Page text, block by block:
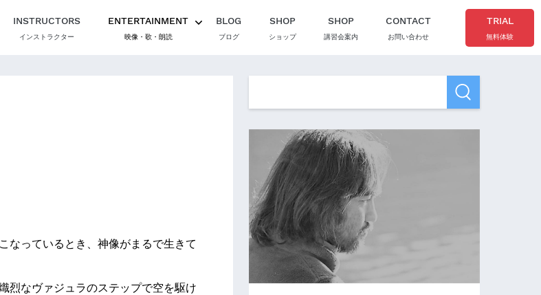
INSTRUCTORS
インストラクター
ENTERTAINMENT
映像・歌・朗読
BLOG
ブログ
SHOP
ショップ
SHOP
講習会案内
CONTACT
お問い合わせ
TRIAL
無料体験
なっているとき、神像がまるで生きて
烈なヴァジュラのステップで空を駆け